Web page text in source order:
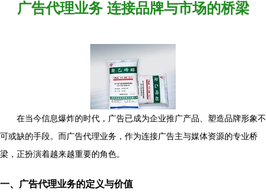
广告代理业务 连接品牌与市场的桥梁
在当今信息爆炸的时代，广告已成为企业推广产品、塑造品牌形象不
可或缺的手段。而广告代理业务，作为连接广告主与媒体资源的专业桥
梁，正扮演着越来越重要的角色。
一、广告代理业务的定义与价值